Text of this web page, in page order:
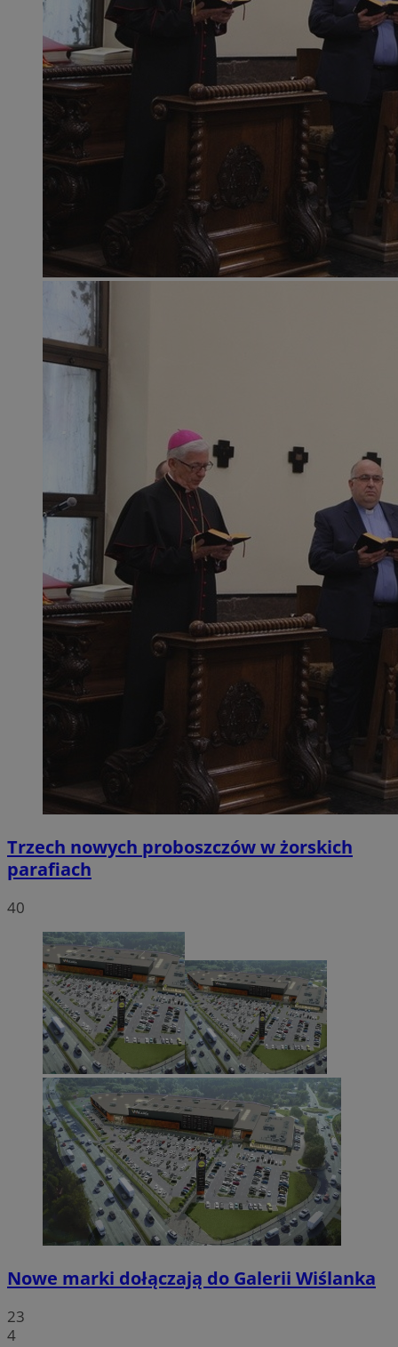
Trzech nowych proboszczów w żorskich
parafiach
40
Nowe marki dołączają do Galerii Wiślanka
23
4